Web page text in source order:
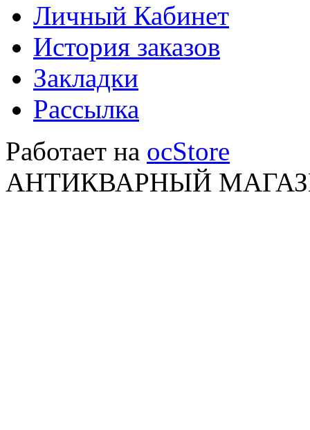
Личный Кабинет
История заказов
Закладки
Рассылка
Работает на ocStore
АНТИКВАРНЫЙ